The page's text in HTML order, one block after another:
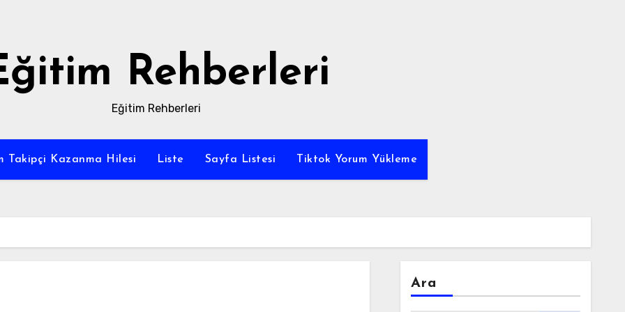
Rehberleri
Eğitim Rehberleri
Takipçi Kazanma Hilesi Liste Sayfa Listesi Tiktok Yorum Yükleme
Ara